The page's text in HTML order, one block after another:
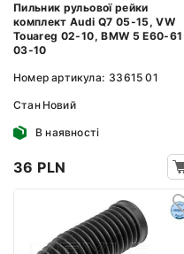
Пильник рульової рейки
комплект Audi Q7 05-15, VW
Touareg 02-10, BMW 5 E60-61
03-10
Номер артикула: 33615 01
Стан Новий
В наявності
36 PLN